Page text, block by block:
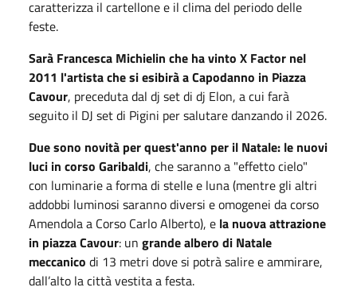
caratterizza il cartellone e il clima del periodo delle
feste.
Sarà Francesca Michielin che ha vinto X Factor nel
2011 l'artista che si esibirà a Capodanno in Piazza
Cavour, preceduta dal dj set di dj Elon, a cui farà
seguito il DJ set di Pigini per salutare danzando il 2026.
Due sono novità per quest'anno per il Natale: le nuovi
luci in corso Garibaldi, che saranno a "effetto cielo"
con luminarie a forma di stelle e luna (mentre gli altri
addobbi luminosi saranno diversi e omogenei da corso
Amendola a Corso Carlo Alberto), e la nuova attrazione
in piazza Cavour: un grande albero di Natale
meccanico di 13 metri dove si potrà salire e ammirare,
dall’alto la città vestita a festa.